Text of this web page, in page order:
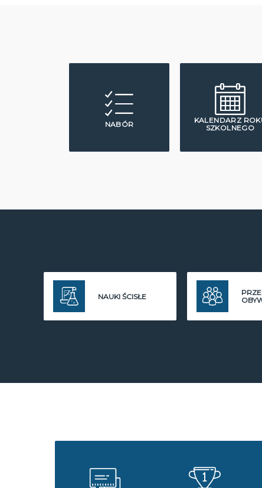
NABÓR
KALENDARZ
SZKOLNEGO
NAUKI ŚCISŁE